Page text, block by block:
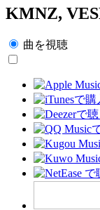
KMNZ,
曲を視聴